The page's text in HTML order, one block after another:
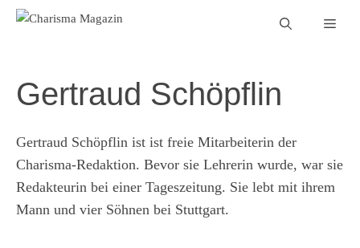
Zum
Gertraud Schöpflin
Gertraud Schöpflin ist ist freie Mitarbeiterin der
Charisma-Redaktion. Bevor sie Lehrerin wurde, war sie
Redakteurin bei einer Tageszeitung. Sie lebt mit ihrem
Mann und vier Söhnen bei Stuttgart.